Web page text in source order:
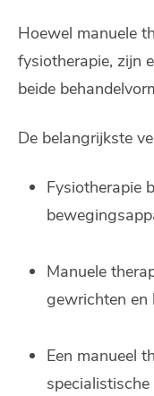
Hoewel manuele
fysiotherapie, zijn
beide
De belangrijkste
Fysiotherapie
Manuele
gewrichten en
Een manueel